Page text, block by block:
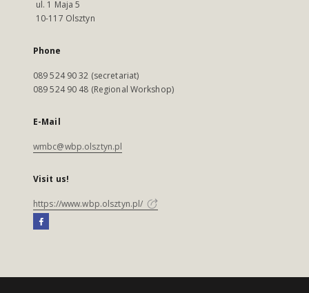
ul. 1 Maja 5
10-117 Olsztyn
Phone
089 524 90 32 (secretariat)
089 524 90 48 (Regional Workshop)
E-Mail
wmbc@wbp.olsztyn.pl
Visit us!
https://www.wbp.olsztyn.pl/